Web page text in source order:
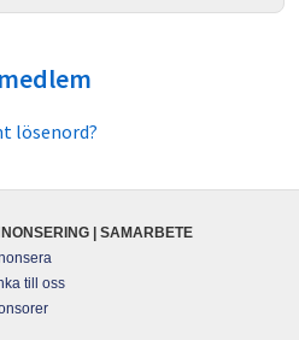
lösenord?
| SAMARBETE
till oss